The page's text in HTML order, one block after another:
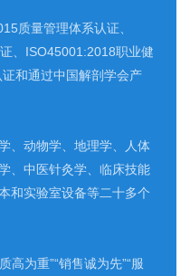
质量管理体系认证、
、ISO45001:2018职业健
和通过中国解剖学会产
、动物学、地理学、人体
、中医针灸学、临床技能
和实验室设备等二十多个
高为重”“销售诚为先”“服